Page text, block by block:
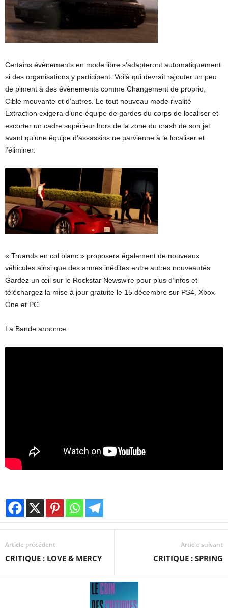
Certains évènements en mode libre s’adapteront automatiquement
si des organisations y participent. Voilà qui devrait rajouter un peu
de piment à des évènements comme Changement de proprio,
Cible mouvante et d’autres. Le tout nouveau mode rivalité
Extraction exigera d’une équipe de gardes du corps de localiser et
escorter un cadre supérieur hors de la zone du crash de son jet
avant qu’une équipe d’assassins ne parvienne à le localiser et
l’éliminer.
« Truands en col blanc » proposera également de nouveaux
véhicules ainsi que des armes inédites entre autres nouveautés.
Gardez un œil sur le Rockstar Newswire pour plus d’infos et
téléchargez la mise à jour gratuite le 15 décembre sur PS4, Xbox
One et PC.
La Bande annonce
Article précédent
CRITIQUE : LOVE & MERCY
Article suivant
CRITIQUE : SPRING